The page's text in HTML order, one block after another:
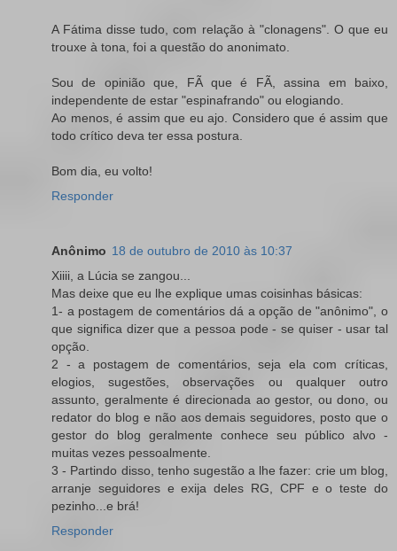
A Fátima disse tudo, com relação à "clonagens". O que eu
trouxe à tona, foi a questão do anonimato.
Sou de opinião que, FÃ que é FÃ, assina em baixo,
independente de estar "espinafrando" ou elogiando.
Ao menos, é assim que eu ajo. Considero que é assim que
todo crítico deva ter essa postura.
Bom dia, eu volto!
Responder
Anônimo 18 de outubro de 2010 às 10:37
Xiiii, a Lúcia se zangou...
Mas deixe que eu lhe explique umas coisinhas básicas:
1- a postagem de comentários dá a opção de "anônimo", o
que significa dizer que a pessoa pode - se quiser - usar tal
opção.
2 - a postagem de comentários, seja ela com críticas,
elogios, sugestões, observações ou qualquer outro
assunto, geralmente é direcionada ao gestor, ou dono, ou
redator do blog e não aos demais seguidores, posto que o
gestor do blog geralmente conhece seu público alvo -
muitas vezes pessoalmente.
3 - Partindo disso, tenho sugestão a lhe fazer: crie um blog,
arranje seguidores e exija deles RG, CPF e o teste do
pezinho...e brá!
Responder